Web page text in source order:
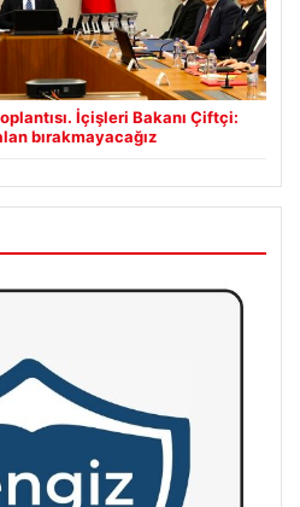
İçişleri Bakanı Çiftçi:
bırakmayacağız